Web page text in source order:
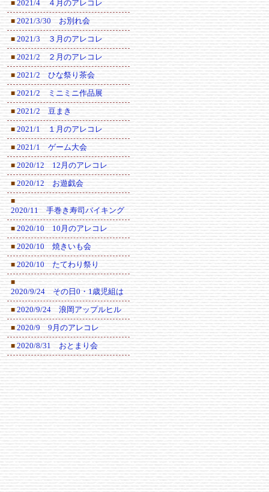
■ 2021/4 ４月のアレコレ
■ 2021/3/30 お別れ会
■ 2021/3 ３月のアレコレ
■ 2021/2 ２月のアレコレ
■ 2021/2 ひな祭り茶会
■ 2021/2 ミニミニ作品展
■ 2021/2 豆まき
■ 2021/1 １月のアレコレ
■ 2021/1 ゲーム大会
■ 2020/12 12月のアレコレ
■ 2020/12 お遊戯会
■
2020/11 手巻き寿司バイキング
■ 2020/10 10月のアレコレ
■ 2020/10 焼きいも会
■ 2020/10 たてわり祭り
■
2020/9/24 その日0・1歳児組は
■ 2020/9/24 浪岡アップルヒル
■ 2020/9 9月のアレコレ
■ 2020/8/31 おとまり会